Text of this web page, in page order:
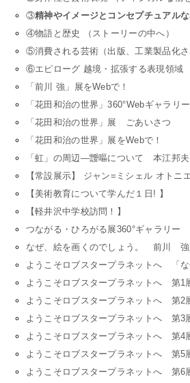
③精神やイメージとコンセプチュアル
④物語と歴史 （ストーリーの中へ）
⑤消費される芸術（出版、工業製品化さ
⑥エピローグ 越境・拡張する表現領域
「前川 強」展をWebで！
「花田和治の世界」360°Webギャラリー
「花田和治の世界」展 ごあいさつ
「花田和治の世界」展をWebで！
「虹」の周辺―靉嘔について 本江邦夫
【常設展示】 ジャン=ミシェル オトニ
【美術教育について学んだ１日! 】
【軽井沢中学校訪問！】
つながる・ひろがる展360°ギャラリー
なぜ、絵を画くのでしょう。 前川 強
ようこそロブスタープラネットへ 「な
ようこそロブスタープラネットへ 第1
ようこそロブスタープラネットへ 第2
ようこそロブスタープラネットへ 第3
ようこそロブスタープラネットへ 第4
ようこそロブスタープラネットへ 第5
ようこそロブスタープラネットへ 第6